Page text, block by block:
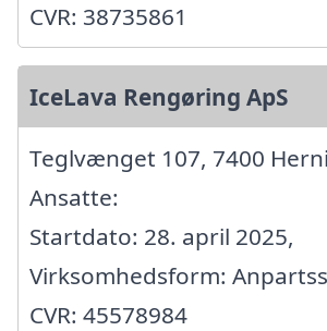
CVR: 38735861
IceLava Rengøring ApS
Teglvænget 107, 7400
Ansatte:
Startdato: 28. april 2025,
Virksomhedsform:
CVR: 45578984